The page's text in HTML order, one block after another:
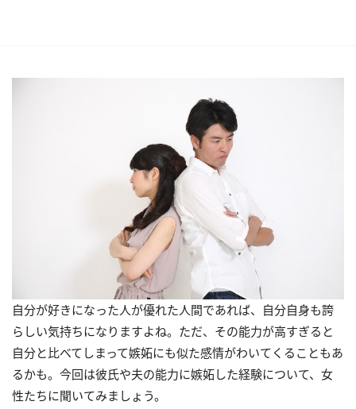
自分が好きになった人が優れた人間であれば、自分自身も誇
らしい気持ちになりますよね。ただ、その能力が高すぎると
自分と比べてしまって嫉妬にも似た感情がわいてくることもあ
るかも。今回は彼氏や夫の能力に嫉妬した経験について、女
性たちに聞いてみましょう。